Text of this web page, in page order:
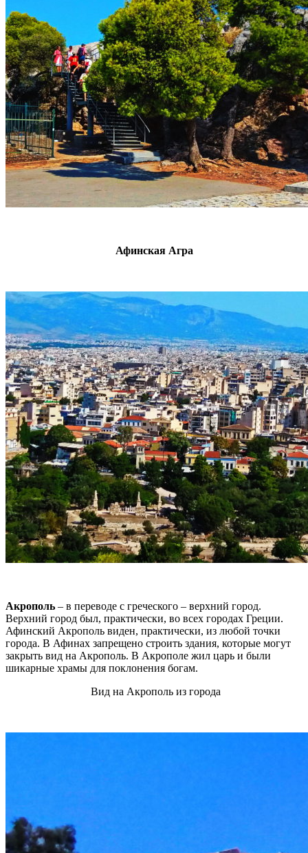
Афинская Агра
Акрополь – в переводе с греческого – верхний город.
Верхний город был, практически, во всех городах Греции.
Афинский Акрополь виден, практически, из любой точки
города. В Афинах запрещено строить здания, которые могут
закрыть вид на Акрополь. В Акрополе жил царь и были
шикарные храмы для поклонения богам.
Вид на Акрополь из города